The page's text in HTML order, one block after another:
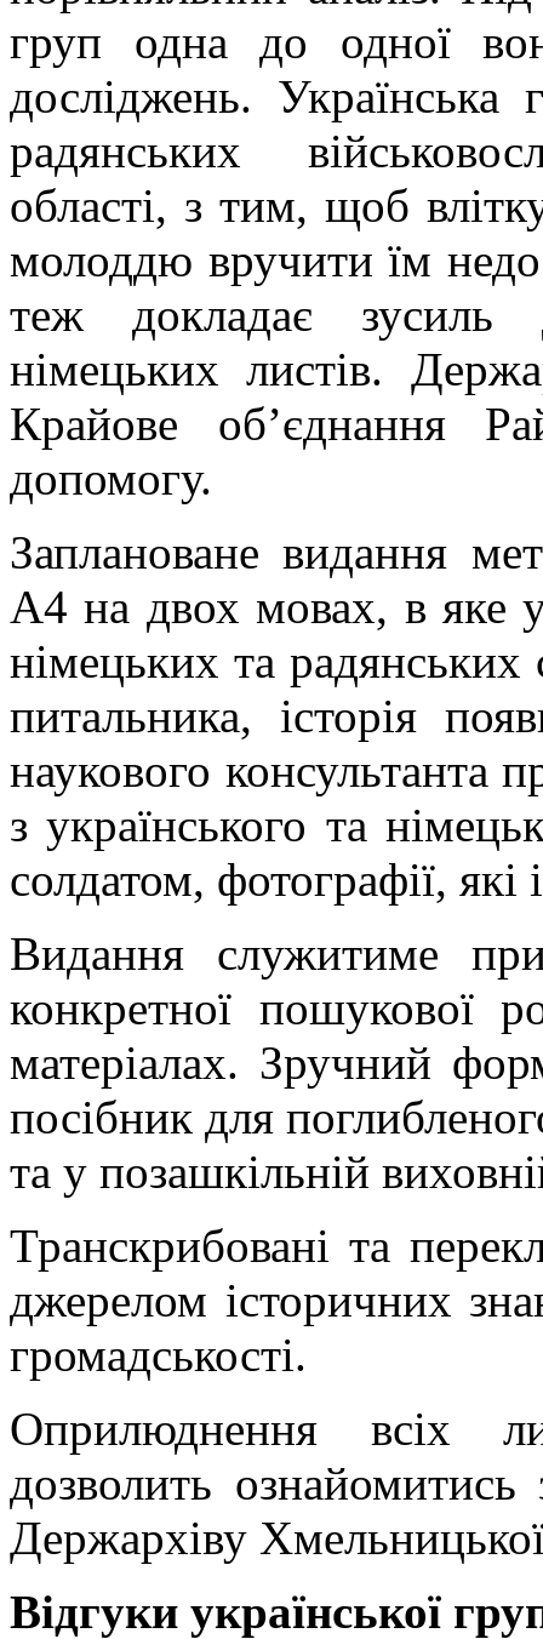
груп одна до одної
досліджень.
радянських
області, з тим, щоб
молоддю вручити їм
теж докладає
німецьких листів.
Крайове об’єднання
допомогу.
Заплановане видання
А4 на двох мовах, в яке
німецьких та радянських
питальника, історія
наукового консультанта
з українського та
солдатом, фотографії,
Видання служитиме
конкретної пошукової
матеріалах. Зручний
посібник для
та у позашкільній
Транскрибовані та
джерелом історичних
громадськості.
Оприлюднення всіх
дозволить
Держархіву
Відгуки української